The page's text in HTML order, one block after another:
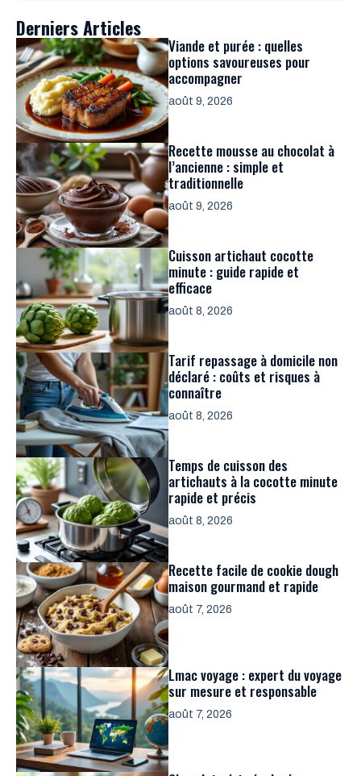
Derniers Articles
Viande et purée : quelles
options savoureuses pour
accompagner
août 9, 2026
Recette mousse au chocolat à
l’ancienne : simple et
traditionnelle
août 9, 2026
Cuisson artichaut cocotte
minute : guide rapide et
efficace
août 8, 2026
Tarif repassage à domicile non
déclaré : coûts et risques à
connaître
août 8, 2026
Temps de cuisson des
artichauts à la cocotte minute
rapide et précis
août 8, 2026
Recette facile de cookie dough
maison gourmand et rapide
août 7, 2026
Lmac voyage : expert du voyage
sur mesure et responsable
août 7, 2026